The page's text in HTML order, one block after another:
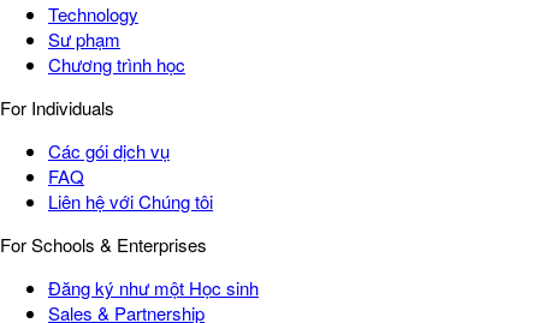
Technology
Sư phạm
Chương trình học
For Individuals
Các gói dịch vụ
FAQ
Liên hệ với Chúng tôi
For Schools & Enterprises
Đăng ký như một Học sinh
Sales & Partnership